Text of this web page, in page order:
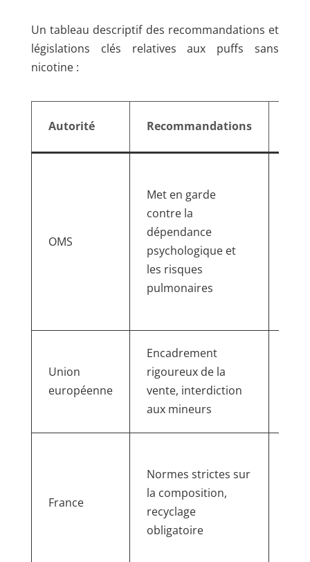
Un tableau descriptif des recommandations et
législations clés relatives aux puffs sans
nicotine :
Autorité Recommandations
OMS
Met en garde
contre la
dépendance
psychologique et
les risques
pulmonaires
Union
européenne
Encadrement
rigoureux de la
vente, interdiction
aux mineurs
France
Normes strictes sur
la composition,
recyclage
obligatoire